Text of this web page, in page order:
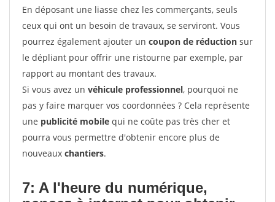
En déposant une liasse chez les commerçants, seuls
ceux qui ont un besoin de travaux, se serviront. Vous
pourrez également ajouter un coupon de réduction sur
le dépliant pour offrir une ristourne par exemple, par
rapport au montant des travaux.
Si vous avez un véhicule professionnel, pourquoi ne
pas y faire marquer vos coordonnées ? Cela représente
une publicité mobile qui ne coûte pas très cher et
pourra vous permettre d'obtenir encore plus de
nouveaux chantiers.
7: A l'heure du numérique,